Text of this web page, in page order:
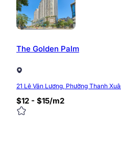
The Golden Palm
21 Lê Văn Lương, Phường Thanh
$12 - $15/m2